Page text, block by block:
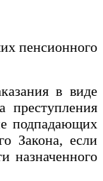
пенсионного
в виде
преступления
подпадающих
Закона, если
назначенного